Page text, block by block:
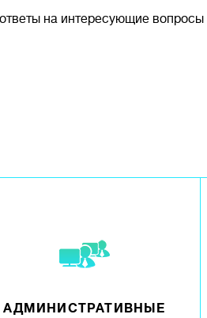
на интересующие
АДМИНИСТРАТИВНЫЕ